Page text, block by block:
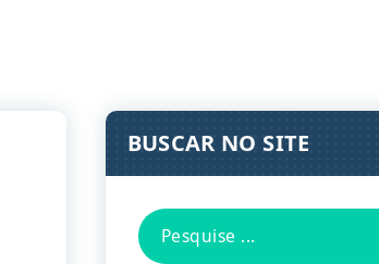
BUSCAR NO SITE
Pesquisa
por: